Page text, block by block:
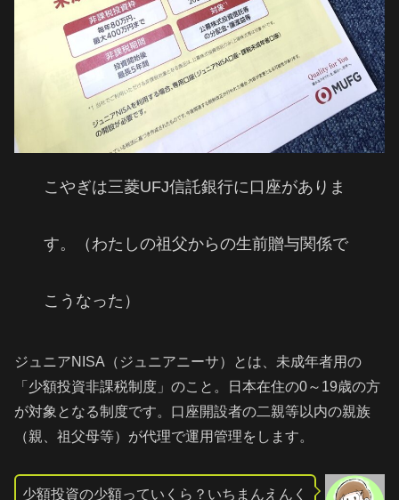
こやぎは三菱UFJ信託銀行に口座がありま
す。（わたしの祖父からの生前贈与関係で
こうなった）
ジュニアNISA（ジュニアニーサ）とは、未成年者用の
「少額投資非課税制度」のこと。日本在住の0～19歳の方
が対象となる制度です。口座開設者の二親等以内の親族
（親、祖父母等）が代理で運用管理をします。
少額投資の少額っていくら？いちまんえんく